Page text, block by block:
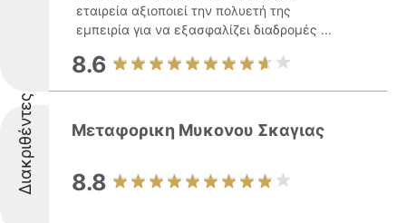
εταιρεία αξιοποιεί την πολυετή της
εμπειρία για να εξασφαλίζει διαδρομές ...
8.6
Διακριθέντες Μεταφορικη Μυκονου Σκαγιας
8.8